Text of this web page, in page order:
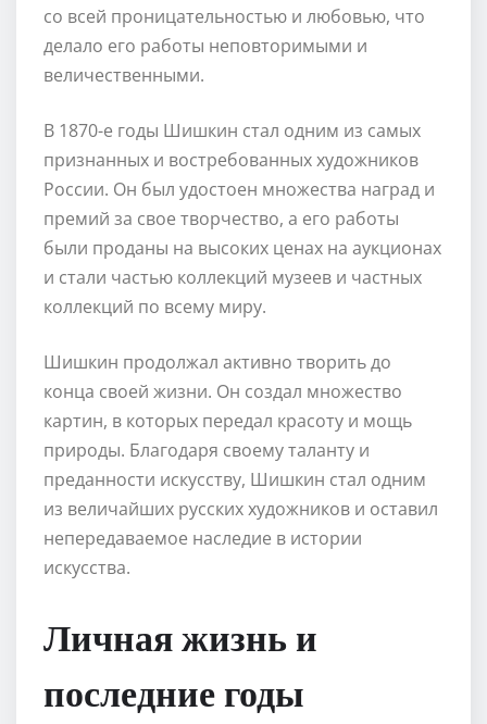
со всей проницательностью и любовью, что
делало его работы неповторимыми и
величественными.
В 1870-е годы Шишкин стал одним из самых
признанных и востребованных художников
России. Он был удостоен множества наград и
премий за свое творчество, а его работы
были проданы на высоких ценах на аукционах
и стали частью коллекций музеев и частных
коллекций по всему миру.
Шишкин продолжал активно творить до
конца своей жизни. Он создал множество
картин, в которых передал красоту и мощь
природы. Благодаря своему таланту и
преданности искусству, Шишкин стал одним
из величайших русских художников и оставил
непередаваемое наследие в истории
искусства.
Личная жизнь и
последние годы